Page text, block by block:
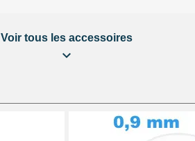
Voir tous les accessoires